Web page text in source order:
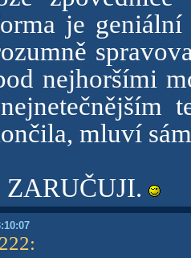
je geniální
nejhoršími
mluví
ZARUČUJI.
: